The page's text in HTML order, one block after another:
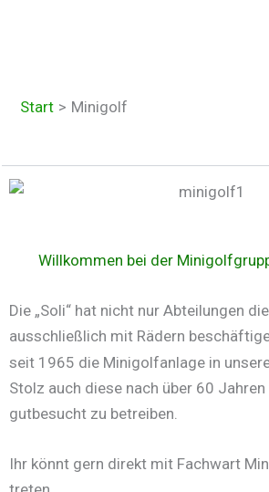
Start Minigolf
Willkommen bei der
Die „Soli“ hat nicht nur Abteilungen
ausschließlich mit Rädern
seit 1965 die Minigolfanlage in
Stolz auch diese nach über 60
gutbesucht zu betreiben.
Ihr könnt gern direkt mit Fachwart